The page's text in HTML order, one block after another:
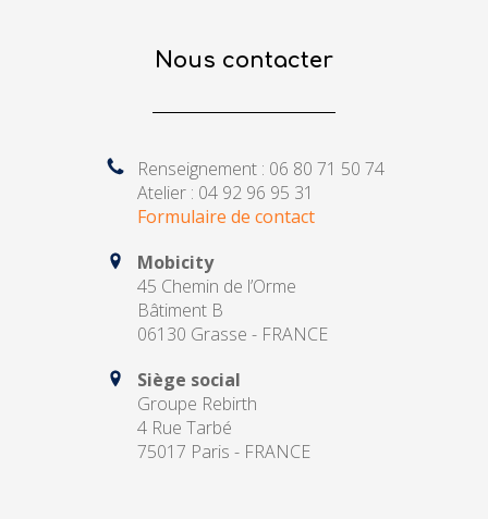
Nous contacter
Renseignement : 06 80 71 50 74
Atelier : 04 92 96 95 31
Formulaire de contact
Mobicity
45 Chemin de l’Orme
Bâtiment B
06130 Grasse - FRANCE
Siège social
Groupe Rebirth
4 Rue Tarbé
75017 Paris - FRANCE